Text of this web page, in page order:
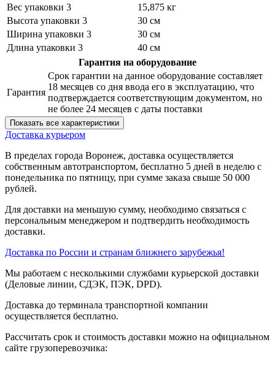
Вес упаковки 3
15,875 кг
Высота упаковки 3
30 см
Ширина упаковки 3
30 см
Длина упаковки 3
40 см
Гарантия на оборудование
Гарантия
Срок гарантии на данное оборудование составляет
18 месяцев со дня ввода его в эксплуатацию, что
подтверждается соответствующим документом, но
не более 24 месяцев с даты поставки
Показать все характеристики
Доставка курьером
В пределах города Воронеж, доставка осуществляется
собственным автотранспортом, бесплатно 5 дней в неделю с
понедельника по пятницу, при сумме заказа свыше 50 000
рублей.
Для доставки на меньшую сумму, необходимо связаться с
персональным менеджером и подтвердить необходимость
доставки.
Доставка по России и странам ближнего зарубежья!
Мы работаем с несколькими службами курьерской доставки
(Деловые линии, СДЭК, ПЭК, DPD).
Доставка до терминала транспортной компании
осуществляется бесплатно.
Рассчитать срок и стоимость доставки можно на официальном
сайте грузоперевозчика: